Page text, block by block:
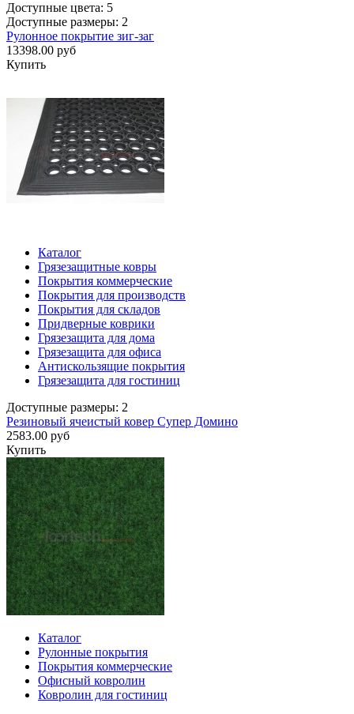
Доступные цвета: 5
Доступные размеры: 2
Рулонное покрытие зиг-заг
13398.00 руб
Купить
Каталог
Грязезащитные ковры
Покрытия коммерческие
Покрытия для производств
Покрытия для складов
Придверные коврики
Грязезащита для дома
Грязезащита для офиса
Антискользящие покрытия
Грязезащита для гостиниц
Доступные размеры: 2
Резиновый ячеистый ковер Супер Домино
2583.00 руб
Купить
Каталог
Рулонные покрытия
Покрытия коммерческие
Офисный ковролин
Ковролин для гостиниц